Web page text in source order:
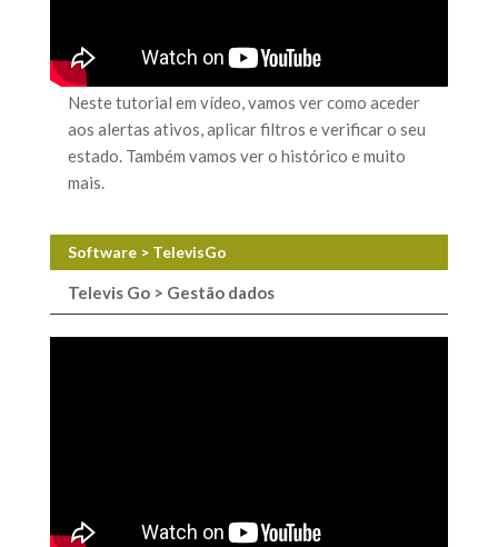
Neste tutorial em vídeo, vamos ver como aceder
aos alertas ativos, aplicar filtros e verificar o seu
estado. Também vamos ver o histórico e muito
mais.
Software > TelevisGo
Televis Go > Gestão dados